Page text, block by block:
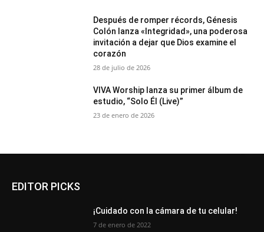
Después de romper récords, Génesis
Colón lanza «Integridad», una poderosa
invitación a dejar que Dios examine el
corazón
28 de julio de 2026
VIVA Worship lanza su primer álbum de
estudio, “Solo Él (Live)”
23 de enero de 2026
EDITOR PICKS
¡Cuidado con la cámara de tu celular!
7 de enero de 2022